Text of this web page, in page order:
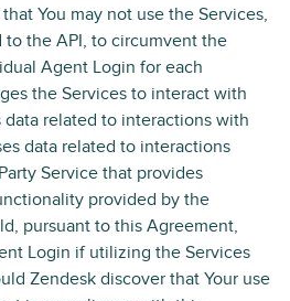
You may not use the Services,
the API, to circumvent the
Agent Login for each
the Services to interact with
data related to interactions with
data related to interactions
Service that provides
provided by the
pursuant to this Agreement,
Login if utilizing the Services
Zendesk discover that Your use